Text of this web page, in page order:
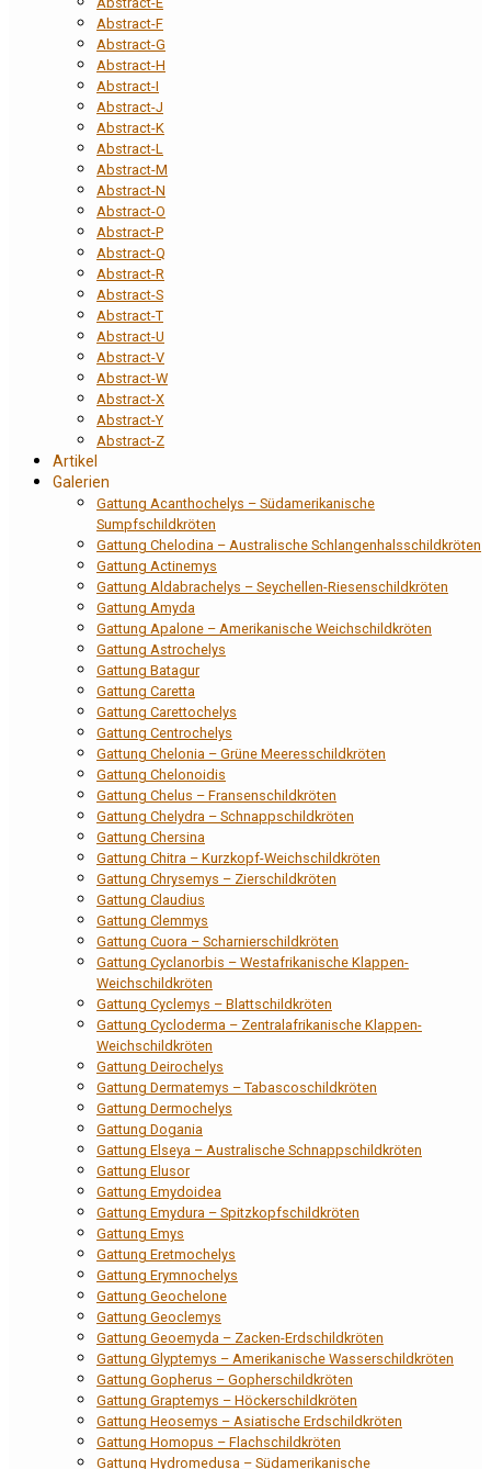
Abstract-F
Abstract-G
Abstract-H
Abstract-I
Abstract-J
Abstract-K
Abstract-L
Abstract-M
Abstract-N
Abstract-O
Abstract-P
Abstract-Q
Abstract-R
Abstract-S
Abstract-T
Abstract-U
Abstract-V
Abstract-W
Abstract-X
Abstract-Y
Abstract-Z
Artikel
Galerien
Gattung Acanthochelys – Südamerikanische
Sumpfschildkröten
Gattung Chelodina – Australische Schlangenhalsschildkröten
Gattung Actinemys
Gattung Aldabrachelys – Seychellen-Riesenschildkröten
Gattung Amyda
Gattung Apalone – Amerikanische Weichschildkröten
Gattung Astrochelys
Gattung Batagur
Gattung Caretta
Gattung Carettochelys
Gattung Centrochelys
Gattung Chelonia – Grüne Meeresschildkröten
Gattung Chelonoidis
Gattung Chelus – Fransenschildkröten
Gattung Chelydra – Schnappschildkröten
Gattung Chersina
Gattung Chitra – Kurzkopf-Weichschildkröten
Gattung Chrysemys – Zierschildkröten
Gattung Claudius
Gattung Clemmys
Gattung Cuora – Scharnierschildkröten
Gattung Cyclanorbis – Westafrikanische Klappen-
Weichschildkröten
Gattung Cyclemys – Blattschildkröten
Gattung Cycloderma – Zentralafrikanische Klappen-
Weichschildkröten
Gattung Deirochelys
Gattung Dermatemys – Tabascoschildkröten
Gattung Dermochelys
Gattung Dogania
Gattung Elseya – Australische Schnappschildkröten
Gattung Elusor
Gattung Emydoidea
Gattung Emydura – Spitzkopfschildkröten
Gattung Emys
Gattung Eretmochelys
Gattung Erymnochelys
Gattung Geochelone
Gattung Geoclemys
Gattung Geoemyda – Zacken-Erdschildkröten
Gattung Glyptemys – Amerikanische Wasserschildkröten
Gattung Gopherus – Gopherschildkröten
Gattung Graptemys – Höckerschildkröten
Gattung Heosemys – Asiatische Erdschildkröten
Gattung Homopus – Flachschildkröten
Gattung Hydromedusa – Südamerikanische